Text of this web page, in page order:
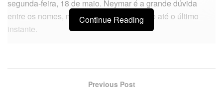
segunda-feira, 18 de maio. Neymar é a grande dúvida
entre os nomes, mas Ancelotti faz mistério até o último
instante.
Continue Reading
Previous Post